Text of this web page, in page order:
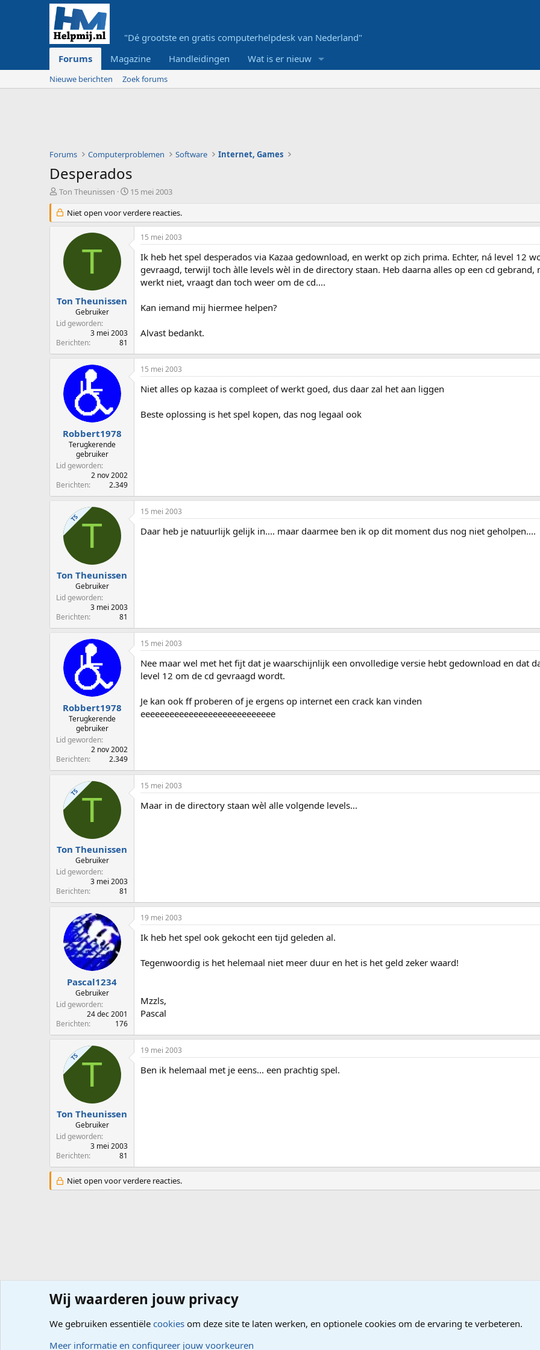
"Dé grootste en gratis computerhelpdesk van Nederland"
Forums
Magazine Handleidingen Wat is er nieuw
Nieuwe berichten Zoek forums
Forums Computerproblemen Software Internet, Games
Desperados
O
d
e
t
r
e
r
Ton Theunissen
S
a
r
d
15 mei 2003
Niet open voor verdere reacties.
T
Ton Theunissen
Gebruiker
Lid geworden
3 mei 2003
Berichten
81
15 mei 2003
Ik heb het spel desperados via Kazaa gedownload, en werkt op zich prima. Echter, ná level 12
gevraagd, terwijl toch àlle levels wèl in de directory staan. Heb daarna alles op een cd gebrand,
werkt niet, vraagt dan toch weer om de cd....
Kan iemand mij hiermee helpen?
Alvast bedankt.
Robbert1978
Terugkerende
gebruiker
Lid geworden
2 nov 2002
Berichten
2.349
15 mei 2003
Niet alles op kazaa is compleet of werkt goed, dus daar zal het aan liggen
Beste oplossing is het spel kopen, das nog legaal ook
TST
Ton Theunissen
Gebruiker
Lid geworden
3 mei 2003
Berichten
81
15 mei 2003
Daar heb je natuurlijk gelijk in.... maar daarmee ben ik op dit moment dus nog niet geholpen....
Robbert1978
Terugkerende
gebruiker
Lid geworden
2 nov 2002
Berichten
2.349
15 mei 2003
Nee maar wel met het fijt dat je waarschijnlijk een onvolledige versie hebt gedownload en dat
level 12 om de cd gevraagd wordt.
Je kan ook ff proberen of je ergens op internet een crack kan vinden
eeeeeeeeeeeeeeeeeeeeeeeeeeee
TST
Ton Theunissen
Gebruiker
Lid geworden
3 mei 2003
Berichten
81
15 mei 2003
Maar in de directory staan wèl alle volgende levels...
Pascal1234
Gebruiker
Lid geworden
24 dec 2001
Berichten
176
19 mei 2003
Ik heb het spel ook gekocht een tijd geleden al.
Tegenwoordig is het helemaal niet meer duur en het is het geld zeker waard!
Mzzls,
Pascal
TST
Ton Theunissen
Gebruiker
Lid geworden
3 mei 2003
Berichten
81
19 mei 2003
Ben ik helemaal met je eens... een prachtig spel.
Niet open voor verdere reacties.
Forums Computerproblemen Software Internet, Games
Wij waarderen jouw privacy
We gebruiken essentiële cookies om deze site te laten werken, en optionele cookies om de ervaring te verbeteren.
Meer informatie en configureer jouw voorkeuren